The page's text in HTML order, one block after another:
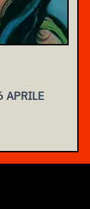
APRILE